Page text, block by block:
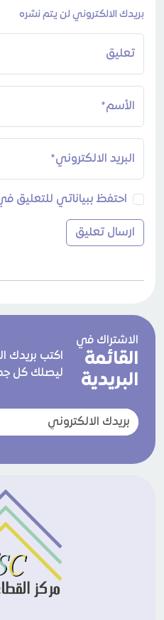
بريدك الالكتروني لن يتم نشره
تعليق
الأسم*
البريد الالكتروني*
احتفظ ببياناتي للتعليق
الاشتراك في
القائمة
البريدية
اكتب بريدك
ليصلك كل